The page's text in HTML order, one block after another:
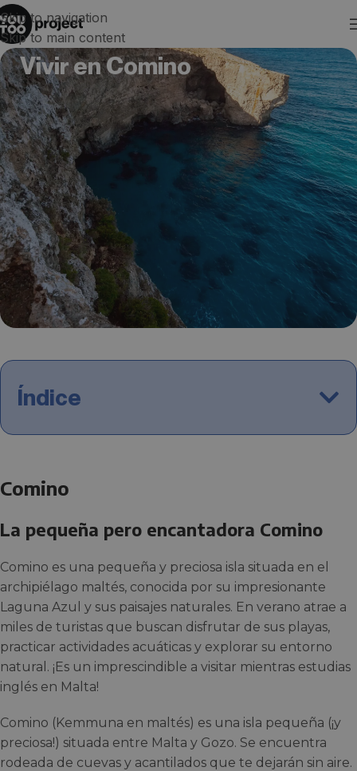
Skip to navigation
Skip to main content
Vivir en Comino
Índice
Comino
La pequeña pero encantadora Comino
Comino es una pequeña y preciosa isla situada en el
archipiélago maltés, conocida por su impresionante
Laguna Azul y sus paisajes naturales. En verano atrae a
miles de turistas que buscan disfrutar de sus playas,
practicar actividades acuáticas y explorar su entorno
natural. ¡Es un imprescindible a visitar mientras estudias
inglés en Malta!
Comino (Kemmuna en maltés) es una isla pequeña (¡y
preciosa!) situada entre Malta y Gozo. Se encuentra
rodeada de cuevas y acantilados que te dejarán sin aire.